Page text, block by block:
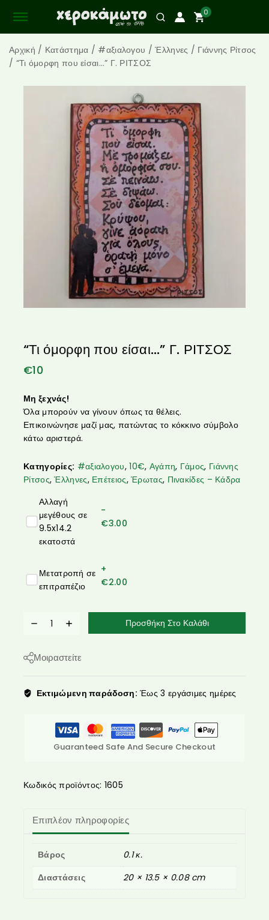
0
Αρχική / Κατάστημα / #αξιαλογου / Έλληνες / Γιάννης Ρίτσος
/ “Τι όμορφη που είσαι…” Γ. ΡΙΤΣΟΣ
“Τι όμορφη που είσαι…” Γ. ΡΙΤΣΟΣ
€10
Μη ξεχνάς!
Όλα μπορούν να γίνουν όπως τα θέλεις.
Επικοινώνησε μαζί μας, πατώντας το κόκκινο σύμβολο
κάτω αριστερά.
Κατηγορίες: #αξιαλογου,10€, Αγάπη, Γάμος, Γιάννης
Ρίτσος,Έλληνες, Επέτειος,Έρωτας, Πινακίδες – Κάδρα
Αλλαγή
μεγέθους σε
9.5x14.2
εκατοστά
-
€3.00
Μετατροπή σε
επιτραπέζιο
+
€2.00
Προσθήκη Στο Καλάθι
Μοιραστείτε
Εκτιμώμενη παράδοση: Έως 3 εργάσιμες ημέρες
Guaranteed Safe And Secure Checkout
Κωδικός προϊόντος: 1605
Επιπλέον πληροφορίες
Βάρος
0.1 κ.
Διαστάσεις
20 × 13.5 × 0.08 cm